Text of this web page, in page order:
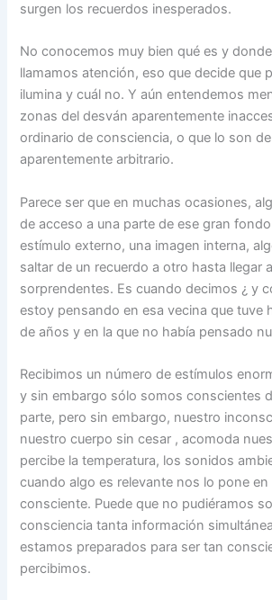
surgen los recuerdos inesperados.
No conocemos muy bien qué es y
llamamos atención, eso que decide que
ilumina y cuál no. Y aún entendemos
zonas del desván aparentemente
ordinario de consciencia, o que lo son
aparentemente arbitrario.
Parece ser que en muchas ocasiones,
de acceso a una parte de ese gran
estímulo externo, una imagen interna,
saltar de un recuerdo a otro hasta llegar
sorprendentes. Es cuando decimos ¿ y
estoy pensando en esa vecina que tuve
de años y en la que no había pensado
Recibimos un número de estímulos
y sin embargo sólo somos conscientes
parte, pero sin embargo, nuestro
nuestro cuerpo sin cesar , acomoda
percibe la temperatura, los sonidos
cuando algo es relevante nos lo pone
consciente. Puede que no pudiéramos
consciencia tanta información
estamos preparados para ser tan
percibimos.